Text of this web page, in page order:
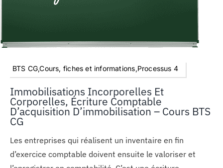
BTS CG,Cours, fiches et informations,Processus 4
Immobilisations Incorporelles Et
Corporelles, Écriture Comptable
D’acquisition D’immobilisation – Cours BTS
CG
Les entreprises qui réalisent un inventaire en fin
d’exercice comptable doivent ensuite le valoriser et